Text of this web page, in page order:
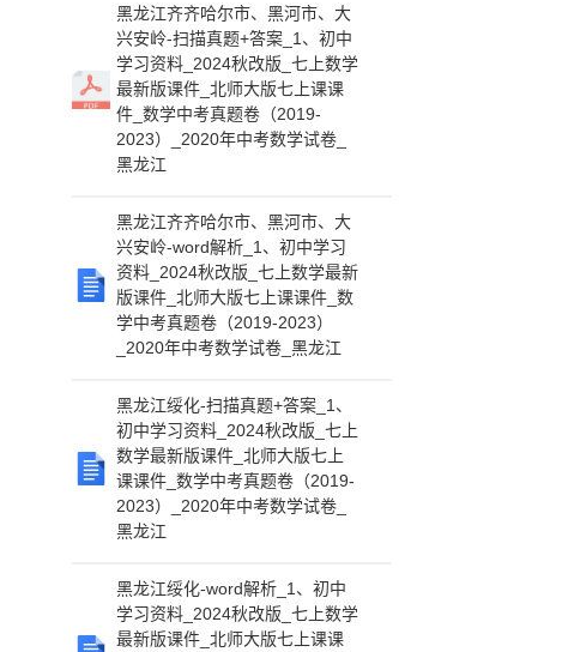
黑龙江齐齐哈尔市、黑河市、大
兴安岭-扫描真题+答案_1、初中
学习资料_2024秋改版_七上数学
最新版课件_北师大版七上课课
件_数学中考真题卷（2019-
2023）_2020年中考数学试卷_
黑龙江
黑龙江齐齐哈尔市、黑河市、大
兴安岭-word解析_1、初中学习
资料_2024秋改版_七上数学最新
版课件_北师大版七上课课件_数
学中考真题卷（2019-2023）
_2020年中考数学试卷_黑龙江
黑龙江绥化-扫描真题+答案_1、
初中学习资料_2024秋改版_七上
数学最新版课件_北师大版七上
课课件_数学中考真题卷（2019-
2023）_2020年中考数学试卷_
黑龙江
黑龙江绥化-word解析_1、初中
学习资料_2024秋改版_七上数学
最新版课件_北师大版七上课课